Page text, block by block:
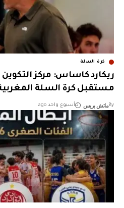
كرة السلة
ريكارد كاساس: مركز التكوين
مستقبل كرة السلة المغربية
Byماتش بريس أسبوع واحد ago